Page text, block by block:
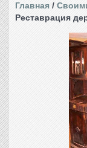
Главная /
Реставрация